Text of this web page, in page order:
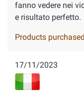
fanno vedere nei
e risultato perfetto.
Products purchased
17/11/2023